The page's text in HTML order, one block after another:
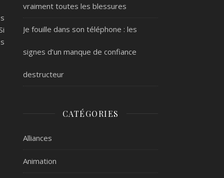
vraiment toutes les blessures
Je fouille dans son téléphone : les
signes d’un manque de confiance
destructeur
CATÉGORIES
Alliances
Animation